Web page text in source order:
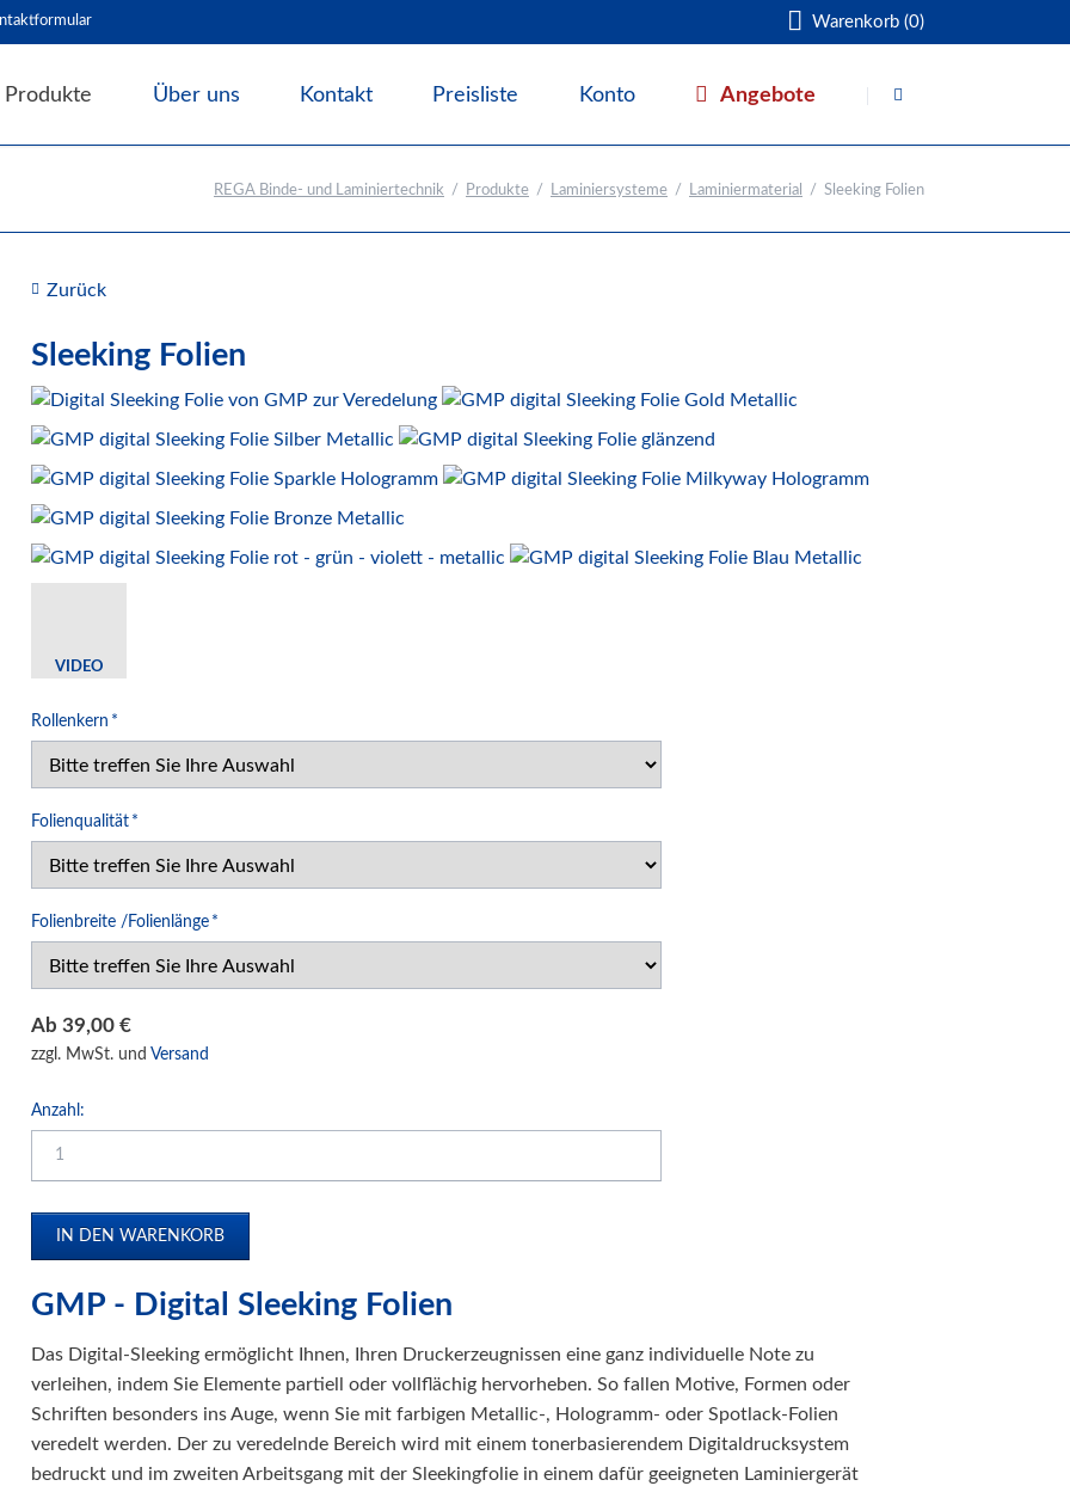
Warenkorb (0)
überspringen
Produkte
Zubehör und Hilfsmittel
und Foliendrucker
/ Displays
und Kopierfolien
Über uns Kontakt Preisliste Konto Angebote
REGA Binde- und Laminiertechnik Produkte Laminiersysteme Laminiermaterial Sleeking Folien
Zurück
Sleeking Folien
VIDEO
Pflichtfeld
Rollenkern *
Pflichtfeld
Folienqualität *
Pflichtfeld
Folienbreite /Folienlänge *
Ab 39,00 €
zzgl. MwSt. und Versand
Anzahl:
GMP - Digital Sleeking Folien
Das Digital-Sleeking ermöglicht Ihnen, Ihren Druckerzeugnissen eine ganz individuelle Note zu
verleihen, indem Sie Elemente partiell oder vollflächig hervorheben. So fallen Motive, Formen oder
Schriften besonders ins Auge, wenn Sie mit farbigen Metallic-, Hologramm- oder Spotlack-Folien
veredelt werden. Der zu veredelnde Bereich wird mit einem tonerbasierendem Digitaldrucksystem
bedruckt und im zweiten Arbeitsgang mit der Sleekingfolie in einem dafür geeigneten Laminiergerät